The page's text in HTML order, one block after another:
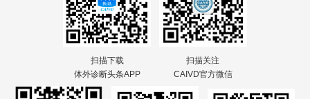
扫描下载
体外诊断头条APP
扫描关注
CAIVD官方微信